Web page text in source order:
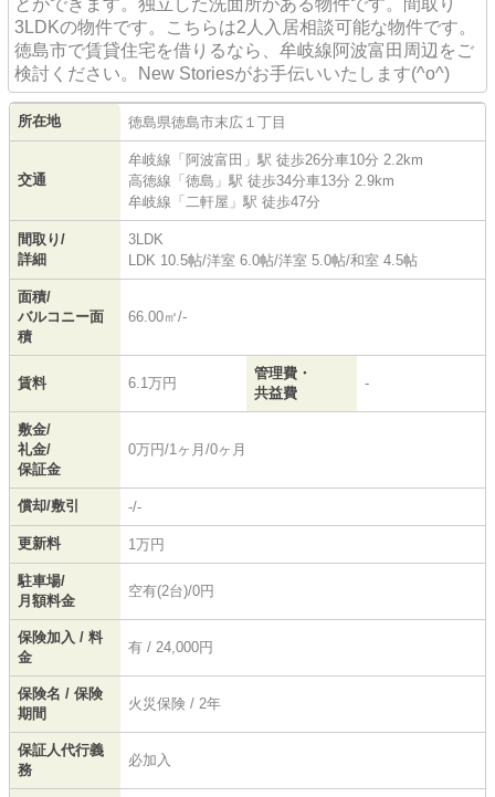
とができます。独立した洗面所がある物件です。間取り
3LDKの物件です。こちらは2人入居相談可能な物件です。
徳島市で賃貸住宅を借りるなら、牟岐線阿波富田周辺をご
検討ください。New Storiesがお手伝いいたします(^o^)
所在地 徳島県徳島市末広 １丁目
交通
牟岐線 「 阿波富田 」駅 徒歩26分車10分 2.2km
高徳線 「 徳島 」駅 徒歩34分車13分 2.9km
牟岐線 「 二軒屋 」駅 徒歩47分
間取り/
詳細
3LDK
LDK 10.5帖/洋室 6.0帖/洋室 5.0帖/和室 4.5帖
面積/
バルコニー面
積
66.00㎡/-
賃料 6.1万円
管理費・
共益費
-
敷金/
礼金/
保証金
0万円/1ヶ月/0ヶ月
償却/敷引 -/-
更新料 1万円
駐車場/
月額料金
空有(2台)/0円
保険加入 / 料
金
有 / 24,000円
保険名 / 保険
期間
火災保険 / 2年
保証人代行義
務
必加入